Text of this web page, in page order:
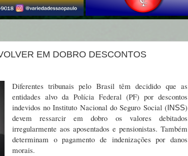
EM DOBRO DESCONTOS
Diferentes tribunais pelo Brasil têm decidido que as
entidades alvo da Polícia Federal (PF) por descontos
indevidos no Instituto Nacional do Seguro Social ( INSS)
devem ressarcir em dobro os valores debitados
irregularmente aos aposentados e pensionistas. Também
determinam o pagamento de indenizações por danos
morais.